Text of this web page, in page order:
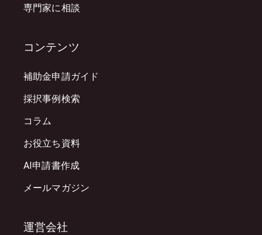
専門家に相談
コンテンツ
補助金申請ガイド
採択事例検索
コラム
お役立ち資料
AI申請書作成
メールマガジン
運営会社